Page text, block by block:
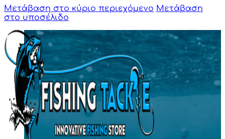
Μετάβαση στο κύριο περιεχόμενο Μετάβαση
στο υποσέλιδο